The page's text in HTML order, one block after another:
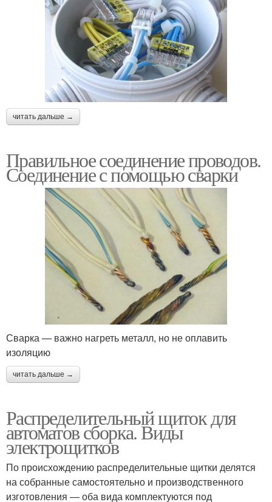
читать дальше →
Правильное соединение проводов.
Соединение с помощью сварки
Сварка — важно нагреть металл, но не оплавить
изоляцию
читать дальше →
Распределительный щиток для
автоматов сборка. Виды
электрощитков
По происхождению распределительные щитки делятся
на собранные самостоятельно и производственного
изготовления — оба вида комплектуются под